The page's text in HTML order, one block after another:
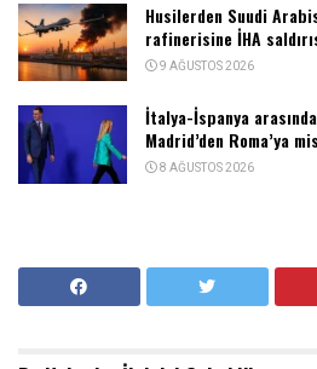
Husilerden Suudi
rafinerisine İHA
9 AĞUSTOS 2026
İtalya-İspanya
Madrid’den Roma’ya
8 AĞUSTOS 2026